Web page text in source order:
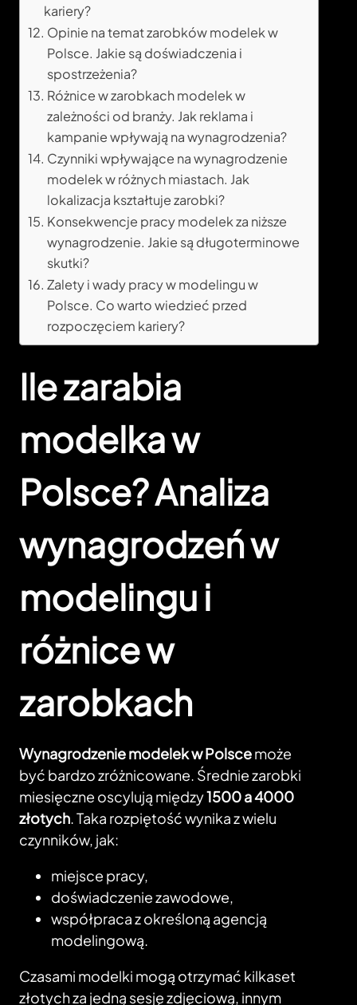
kariery?
Opinie na temat zarobków modelek w
Polsce. Jakie są doświadczenia i
spostrzeżenia?
Różnice w zarobkach modelek w
zależności od branży. Jak reklama i
kampanie wpływają na wynagrodzenia?
Czynniki wpływające na wynagrodzenie
modelek w różnych miastach. Jak
lokalizacja kształtuje zarobki?
Konsekwencje pracy modelek za niższe
wynagrodzenie. Jakie są długoterminowe
skutki?
Zalety i wady pracy w modelingu w
Polsce. Co warto wiedzieć przed
rozpoczęciem kariery?
Ile zarabia
modelka w
Polsce? Analiza
wynagrodzeń w
modelingu i
różnice w
zarobkach
Wynagrodzenie modelek w Polscemoże
być bardzo zróżnicowane. Średnie zarobki
miesięczne oscylują między1500 a 4000
złotych. Taka rozpiętość wynika z wielu
czynników, jak:
miejsce pracy,
doświadczenie zawodowe,
współpraca z określoną agencją
modelingową.
Czasami modelki mogą otrzymać kilkaset
złotych za jedną sesję zdjęciową, innym